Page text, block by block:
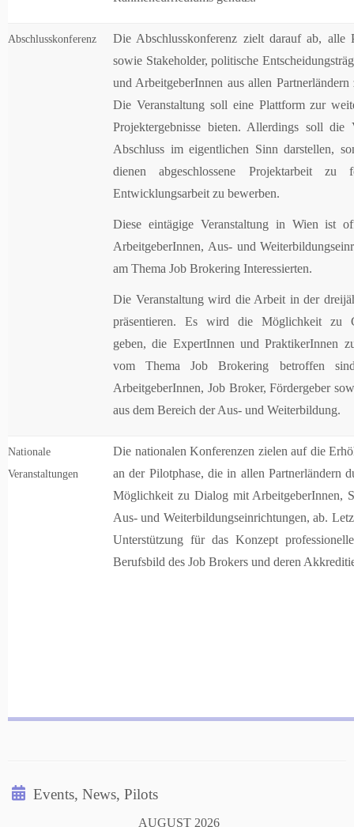
Abschlusskonferenz
Die Abschlusskonferenz zielt darauf ab, alle
sowie Stakeholder, politische
und ArbeitgeberInnen aus allen Partnerländern
Die Veranstaltung soll eine Plattform zur
Projektergebnisse bieten. Allerdings soll die
Abschluss im eigentlichen Sinn darstellen,
dienen abgeschlossene Projektarbeit
Entwicklungsarbeit zu bewerben.
Diese eintägige Veranstaltung in Wien ist
ArbeitgeberInnen, Aus- und
am Thema Job Brokering Interessierten.
Die Veranstaltung wird die Arbeit in der
präsentieren. Es wird die Möglichkeit zu
geben, die ExpertInnen und PraktikerInnen
vom Thema Job Brokering betroffen
ArbeitgeberInnen, Job Broker, Fördergeber
aus dem Bereich der Aus- und Weiterbildung.
Nationale
Veranstaltungen
Die nationalen Konferenzen zielen auf die
an der Pilotphase, die in allen Partnerländern
Möglichkeit zu Dialog mit ArbeitgeberInnen,
Aus- und Weiterbildungseinrichtungen, ab.
Unterstützung für das Konzept
Berufsbild des Job Brokers und deren
Events, News, Pilots
AUGUST 2026